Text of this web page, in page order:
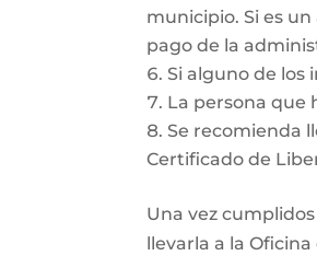
municipio. Si es
pago de la
Si alguno de los
La persona que
Se recomienda
Certificado de
Una vez
llevarla a la